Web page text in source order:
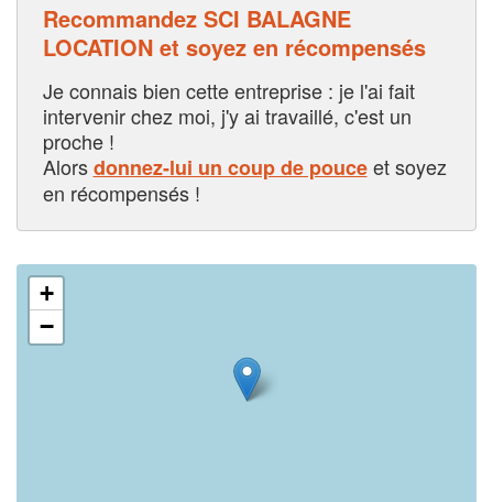
Recommandez SCI BALAGNE
LOCATION et soyez en récompensés
Je connais bien cette entreprise : je l'ai fait
intervenir chez moi, j'y ai travaillé, c'est un
proche !
Alorsdonnez-lui un coup de pouceet soyez
en récompensés !
+
−